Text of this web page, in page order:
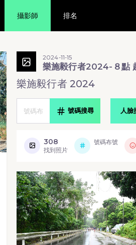
攝影師 排名
2024-11-15
樂施毅行者2024-８點
樂施毅行者 2024
號碼搜尋 人臉
308
找到照片
號碼布號